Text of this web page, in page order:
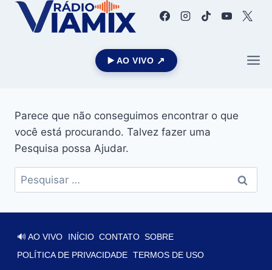
▶️ AO VIVO
Parece que não conseguimos encontrar o que
você está procurando. Talvez fazer uma
Pesquisa possa Ajudar.
🔊 AO VIVO INÍCIO CONTATO SOBRE
POLÍTICA DE PRIVACIDADE TERMOS DE USO